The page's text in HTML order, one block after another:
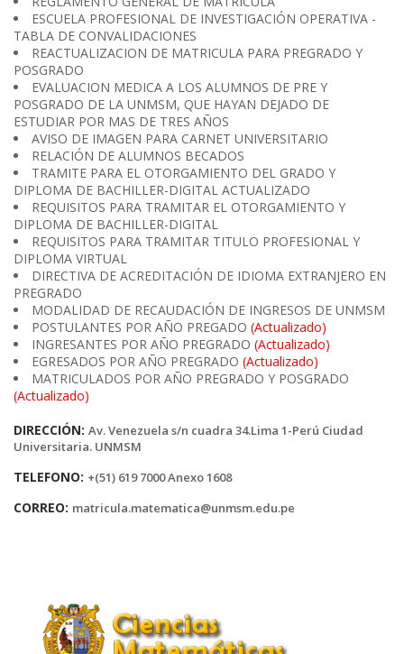
ESCUELA PROFESIONAL DE INVESTIGACIÓN OPERATIVA -
TABLA DE CONVALIDACIONES
REACTUALIZACION DE MATRICULA PARA PREGRADO Y
POSGRADO
EVALUACION MEDICA A LOS ALUMNOS DE PRE Y
POSGRADO DE LA UNMSM, QUE HAYAN DEJADO DE
ESTUDIAR POR MAS DE TRES AÑOS
AVISO DE IMAGEN PARA CARNET UNIVERSITARIO
RELACIÓN DE ALUMNOS BECADOS
TRAMITE PARA EL OTORGAMIENTO DEL GRADO Y
DIPLOMA DE BACHILLER-DIGITAL ACTUALIZADO
REQUISITOS PARA TRAMITAR EL OTORGAMIENTO Y
DIPLOMA DE BACHILLER-DIGITAL
REQUISITOS PARA TRAMITAR TITULO PROFESIONAL Y
DIPLOMA VIRTUAL
DIRECTIVA DE ACREDITACIÓN DE IDIOMA EXTRANJERO EN
PREGRADO
MODALIDAD DE RECAUDACIÓN DE INGRESOS DE UNMSM
POSTULANTES POR AÑO PREGADO (Actualizado)
INGRESANTES POR AÑO PREGRADO (Actualizado)
EGRESADOS POR AÑO PREGRADO (Actualizado)
MATRICULADOS POR AÑO PREGRADO Y POSGRADO
(Actualizado)
DIRECCIÓN: Av. Venezuela s/n cuadra 34.Lima 1-Perú Ciudad
Universitaria. UNMSM
TELEFONO: +(51) 619 7000 Anexo 1608
CORREO: matricula.matematica@unmsm.edu.pe